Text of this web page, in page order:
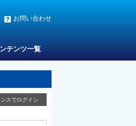
お問い合わせ
テンツ一覧
スでログイン